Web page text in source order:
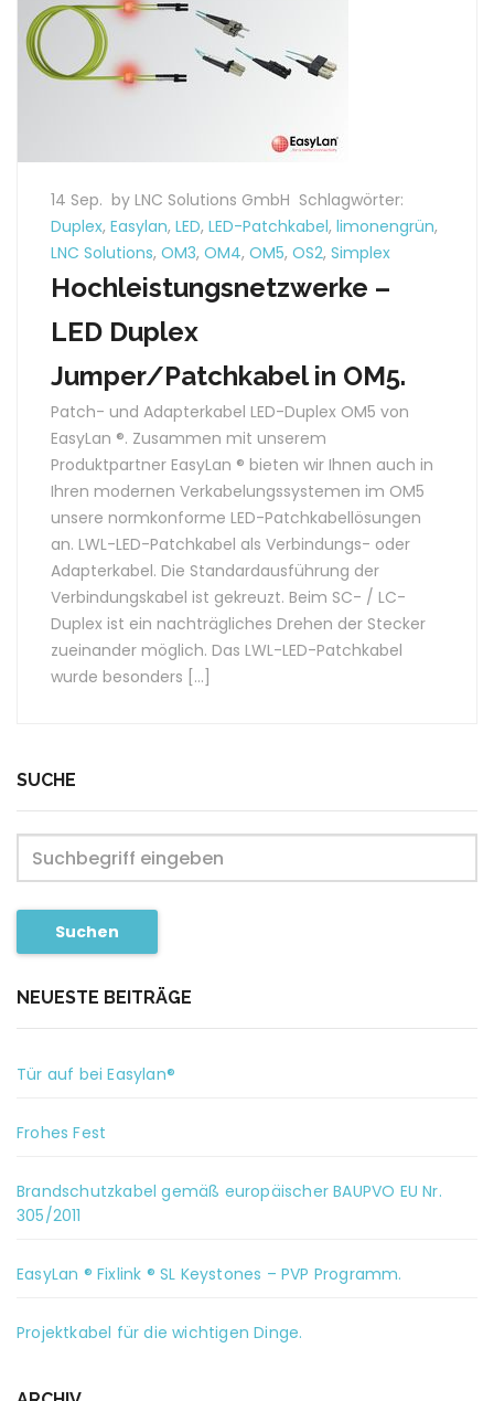
14 Sep. by LNC Solutions GmbH Schlagwörter:
Duplex, Easylan, LED, LED-Patchkabel, limonengrün,
LNC Solutions, OM3, OM4, OM5, OS2, Simplex
Hochleistungsnetzwerke –
LED Duplex
Jumper/Patchkabel in OM5.
Patch- und Adapterkabel LED-Duplex OM5 von
EasyLan ®. Zusammen mit unserem
Produktpartner EasyLan ® bieten wir Ihnen auch in
Ihren modernen Verkabelungssystemen im OM5
unsere normkonforme LED-Patchkabellösungen
an. LWL-LED-Patchkabel als Verbindungs- oder
Adapterkabel. Die Standardausführung der
Verbindungskabel ist gekreuzt. Beim SC- / LC-
Duplex ist ein nachträgliches Drehen der Stecker
zueinander möglich. Das LWL-LED-Patchkabel
wurde besonders […]
SUCHE
Suchen
NEUESTE BEITRÄGE
Tür auf bei Easylan®
Frohes Fest
Brandschutzkabel gemäß europäischer BAUPVO EU Nr.
305/2011
EasyLan ® Fixlink ® SL Keystones – PVP Programm.
Projektkabel für die wichtigen Dinge.